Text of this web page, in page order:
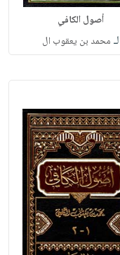
أصول الكافي
لـ محمد بن يعقوب ال